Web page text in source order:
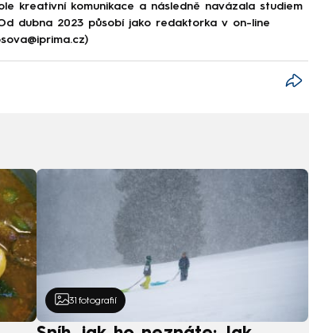
kreativní komunikace a následně navázala studiem
dubna 2023 působí jako redaktorka v on-line
31 fotografií